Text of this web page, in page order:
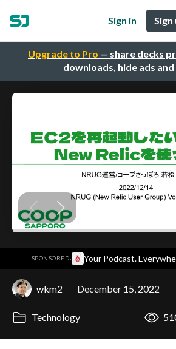
Upgrade to Pro — share decks
downloads, hide ads
Sign in
SPONSORED· Your Podcast.
wkm2 December 15, 2022
Technology